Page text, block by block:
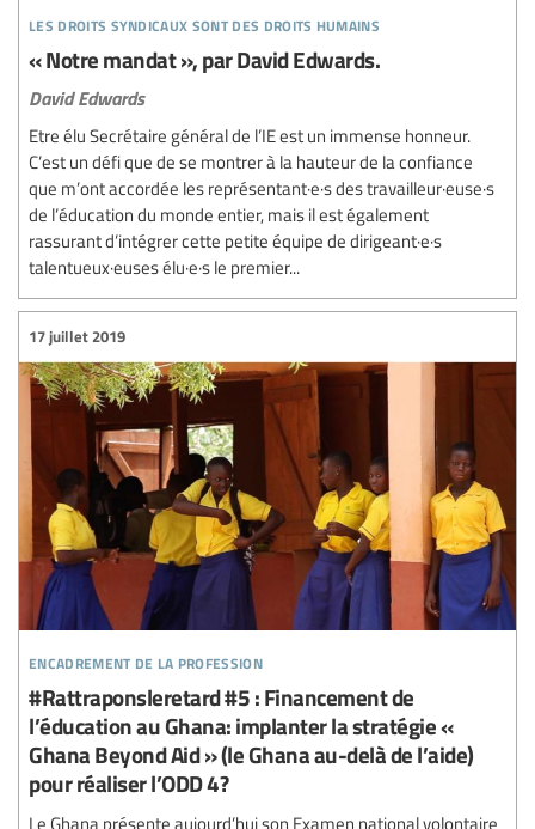
les droits syndicaux sont des droits humains
« Notre mandat », par David Edwards.
David Edwards
Etre élu Secrétaire général de l’IE est un immense honneur.
C’est un défi que de se montrer à la hauteur de la confiance
que m’ont accordée les représentant·e·s des travailleur·euse·s
de l’éducation du monde entier, mais il est également
rassurant d’intégrer cette petite équipe de dirigeant·e·s
talentueux·euses élu·e·s le premier...
encadrement de la profession
17 juillet 2019
#Rattraponsleretard #5 : Financement de
l’éducation au Ghana: implanter la stratégie «
Ghana Beyond Aid » (le Ghana au-delà de l’aide)
pour réaliser l’ODD 4?
Le Ghana présente aujourd’hui son Examen national volontaire